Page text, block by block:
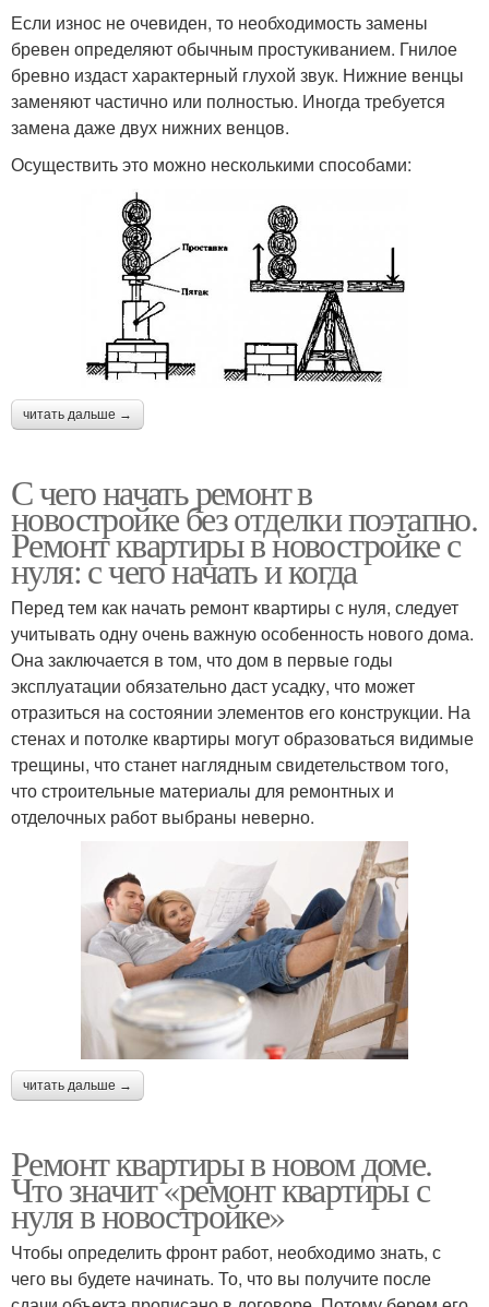
Если износ не очевиден, то необходимость замены
бревен определяют обычным простукиванием. Гнилое
бревно издаст характерный глухой звук. Нижние венцы
заменяют частично или полностью. Иногда требуется
замена даже двух нижних венцов.
Осуществить это можно несколькими способами:
читать дальше →
С чего начать ремонт в
новостройке без отделки поэтапно.
Ремонт квартиры в новостройке с
нуля: с чего начать и когда
Перед тем как начать ремонт квартиры с нуля, следует
учитывать одну очень важную особенность нового дома.
Она заключается в том, что дом в первые годы
эксплуатации обязательно даст усадку, что может
отразиться на состоянии элементов его конструкции. На
стенах и потолке квартиры могут образоваться видимые
трещины, что станет наглядным свидетельством того,
что строительные материалы для ремонтных и
отделочных работ выбраны неверно.
читать дальше →
Ремонт квартиры в новом доме.
Что значит «ремонт квартиры с
нуля в новостройке»
Чтобы определить фронт работ, необходимо знать, с
чего вы будете начинать. То, что вы получите после